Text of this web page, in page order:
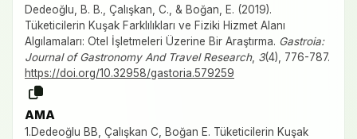
Dedeoğlu, B. B., Çalışkan, C., & Boğan, E. (2019).
Tüketicilerin Kuşak Farklılıkları ve Fiziki Hizmet Alanı
Algılamaları: Otel İşletmeleri Üzerine Bir Araştırma. Gastroia:
Journal of Gastronomy And Travel Research, 3(4), 776-787.
https://doi.org/10.32958/gastoria.579259
AMA
1.Dedeoğlu BB, Çalışkan C, Boğan E. Tüketicilerin Kuşak